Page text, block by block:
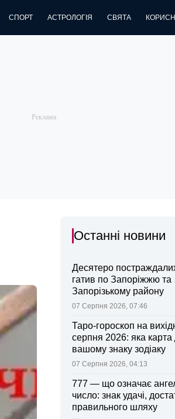
СПОРТ АСТРОЛОГІЯ СВЯТА
Останні новини
Десятеро
гатив по Запоріжжю та
Запорізькому району
07 Серпня 2026, 07:46
Таро-гороскоп на
серпня 2026: яка
вашому знаку зодіаку
07 Серпня 2026, 04:13
777 — що означає
число: знак удачі,
правильного шляху